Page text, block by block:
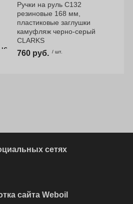
Ручки на руль С132
резиновые 168 мм,
пластиковые заглушки
камуфляж черно-серый
CLARKS
760 руб. / шт.
сетях
сайта Weboil